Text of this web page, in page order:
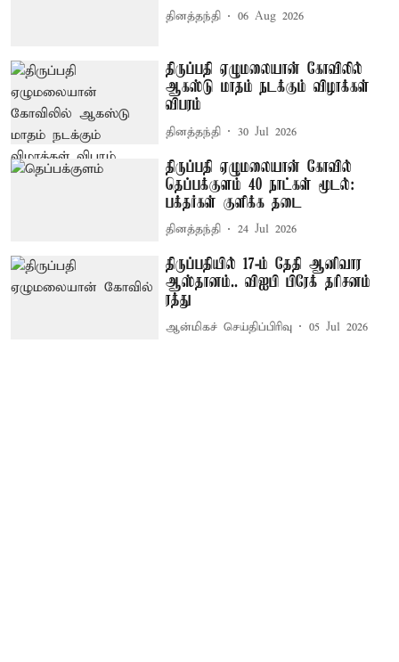
தினத்தந்தி 06 Aug 2026
திருப்பதி ஏழுமலையான் கோவிலில்
ஆகஸ்டு மாதம் நடக்கும் விழாக்கள்
விபரம்
தினத்தந்தி 30 Jul 2026
திருப்பதி ஏழுமலையான் கோவில்
தெப்பக்குளம் 40 நாட்கள் மூடல்:
பக்தர்கள் குளிக்க தடை
தினத்தந்தி 24 Jul 2026
திருப்பதியில் 17-ம் தேதி ஆனிவார
ஆஸ்தானம்.. விஐபி பிரேக் தரிசனம்
ரத்து
ஆன்மிகச் செய்திப்பிரிவு 05 Jul 2026